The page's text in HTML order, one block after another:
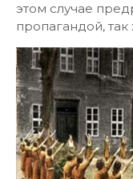
этом случае
пропагандой, так